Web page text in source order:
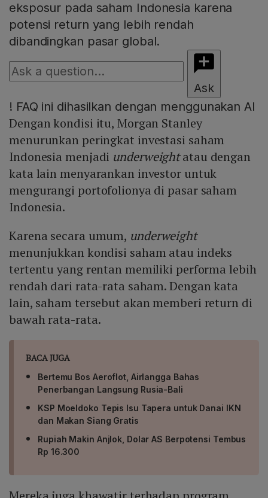
eksposur pada saham Indonesia karena
potensi return yang lebih rendah
dibandingkan pasar global.
Ask
! FAQ ini dihasilkan dengan menggunakan AI
Dengan kondisi itu, Morgan Stanley
menurunkan peringkat investasi saham
Indonesia menjadi underweightatau dengan
kata lain menyarankan investor untuk
mengurangi portofolionya di pasar saham
Indonesia.
Karena secara umum, underweight
menunjukkan kondisi saham atau indeks
tertentu yang rentan memiliki performa lebih
rendah dari rata-rata saham. Dengan kata
lain, saham tersebut akan memberi return di
bawah rata-rata.
BACA JUGA
Bertemu Bos Aeroflot, Airlangga Bahas
Penerbangan Langsung Rusia-Bali
KSP Moeldoko Tepis Isu Tapera untuk Danai IKN
dan Makan Siang Gratis
Rupiah Makin Anjlok, Dolar AS Berpotensi Tembus
Rp 16.300